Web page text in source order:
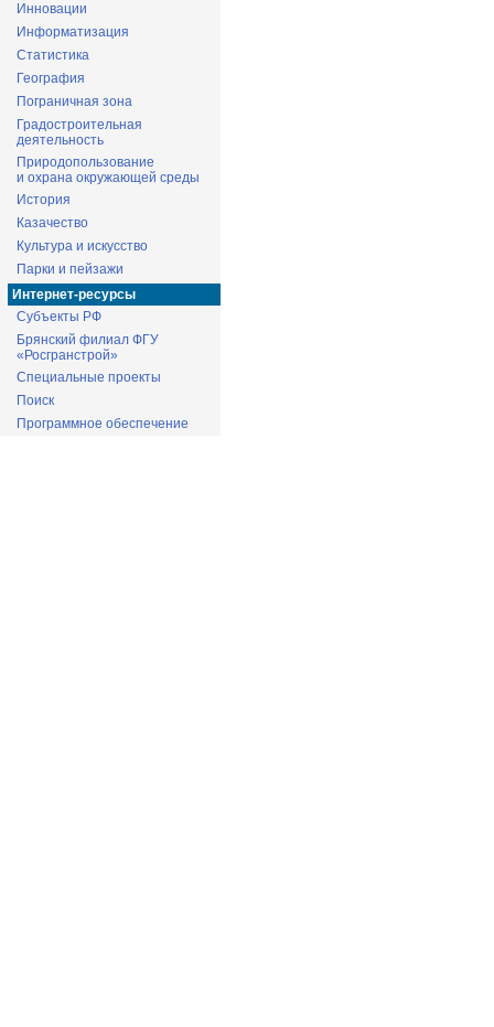
Инновации
Информатизация
Статистика
География
Пограничная зона
Градостроительная
деятельность
Природопользование
и охрана окружающей среды
История
Казачество
Культура и искусство
Парки и пейзажи
Интернет-ресурсы
Субъекты РФ
Брянский филиал ФГУ
«Росгранстрой»
Специальные проекты
Поиск
Программное обеспечение